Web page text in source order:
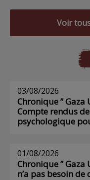
Voir
03/08/2026
Chronique ” Gaza
Compte rendus
psychologique
01/08/2026
Chronique ” Gaza
n’a pas besoin